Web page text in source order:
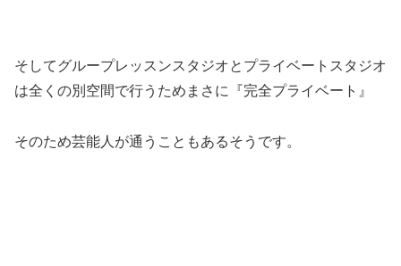
そしてグループレッスンスタジオとプライベートスタジオ
は全くの別空間で行うためまさに『完全プライベート』
そのため芸能人が通うこともあるそうです。